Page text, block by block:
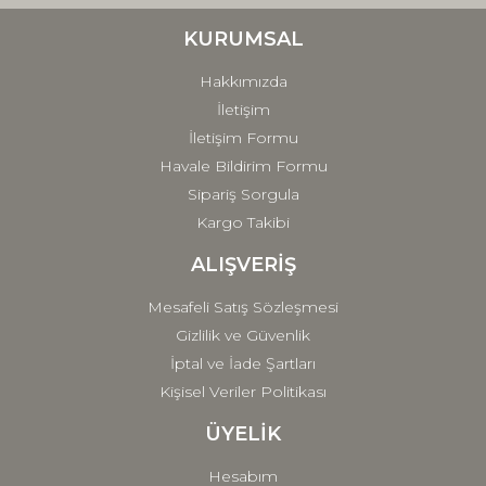
Ürün fiyatı diğer sitelerden daha pahalı.
Gönder
KURUMSAL
Hakkımızda
İletişim
İletişim Formu
Havale Bildirim Formu
Sipariş Sorgula
Kargo Takibi
ALIŞVERİŞ
Mesafeli Satış Sözleşmesi
Gizlilik ve Güvenlik
İptal ve İade Şartları
Kişisel Veriler Politikası
ÜYELİK
Hesabım